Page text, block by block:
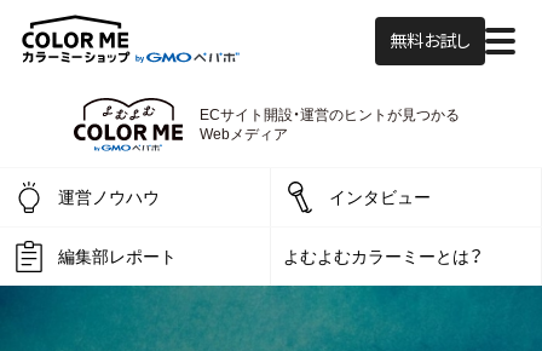
無料お試し
よむよむカラーミー
ECサイト開設・運営のヒントが見つかる
Webメディア
運営ノウハウ インタビュー
編集部レポート よむよむカラーミーとは？